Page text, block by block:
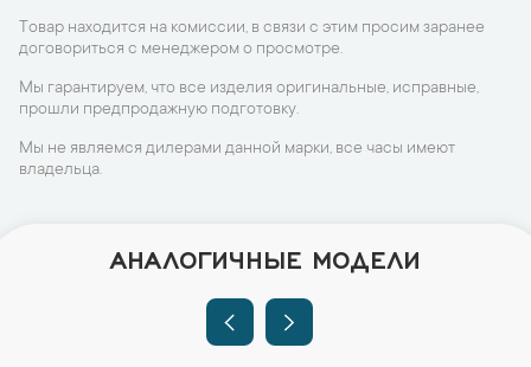
Товар находится на комиссии, в связи с этим просим заранее
договориться с менеджером о просмотре.
Мы гарантируем, что все изделия оригинальные, исправные,
прошли предпродажную подготовку.
Мы не являемся дилерами данной марки, все часы имеют
владельца.
АНАЛОГИЧНЫЕ МОДЕЛИ